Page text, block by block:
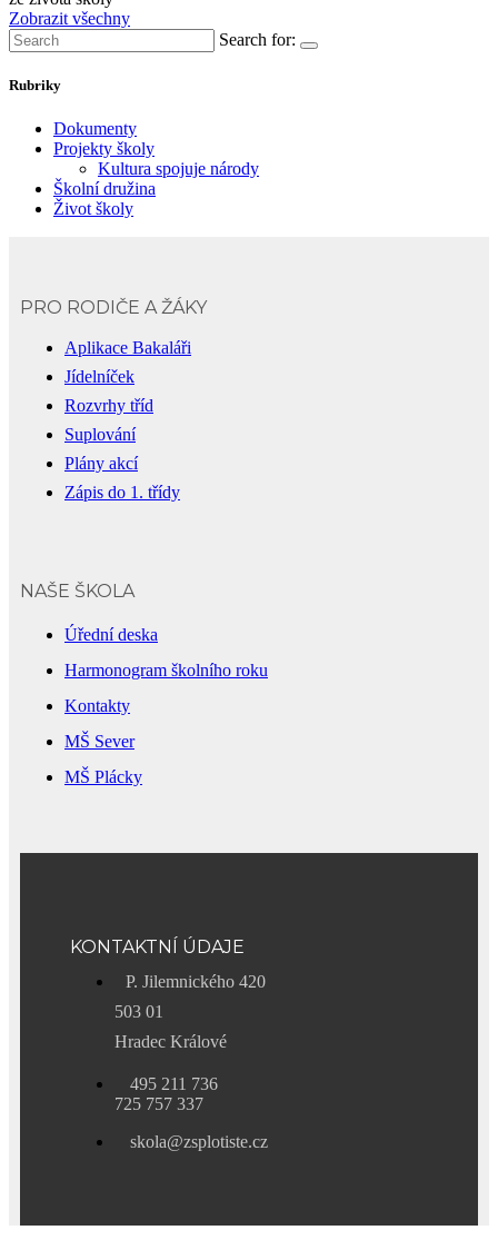
Zobrazit všechny
Search for:
Rubriky
Dokumenty
Projekty školy
Kultura spojuje národy
Školní družina
Život školy
PRO RODIČE A ŽÁKY
Aplikace Bakaláři
Jídelníček
Rozvrhy tříd
Suplování
Plány akcí
Zápis do 1. třídy
NAŠE ŠKOLA
Úřední deska
Harmonogram školního roku
Kontakty
MŠ Sever
MŠ Plácky
KONTAKTNÍ ÚDAJE
P. Jilemnického 420
503 01
Hradec Králové
495 211 736
725 757 337
skola@zsplotiste.cz